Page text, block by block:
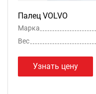
Палец VOLVO
Марка
Вес
Узнать цену